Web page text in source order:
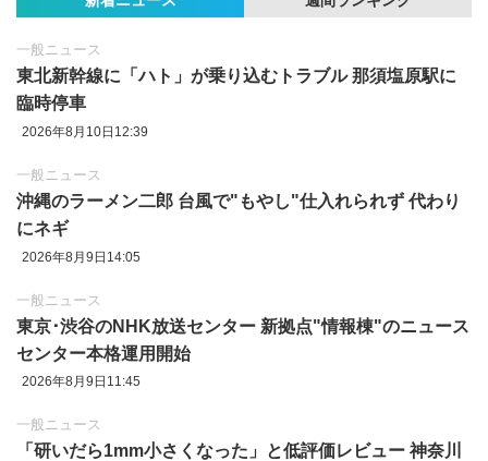
一般ニュース
東北新幹線に「ハト」が乗り込むトラブル 那須塩原駅に
臨時停車
2026年8月10日12:39
一般ニュース
沖縄のラーメン二郎 台風で"もやし"仕入れられず 代わり
にネギ
2026年8月9日14:05
一般ニュース
東京‪･‬渋谷のNHK放送センター 新拠点"情報棟"のニュース
センター本格運用開始
2026年8月9日11:45
一般ニュース
「研いだら1mm小さくなった」と低評価レビュー 神奈川